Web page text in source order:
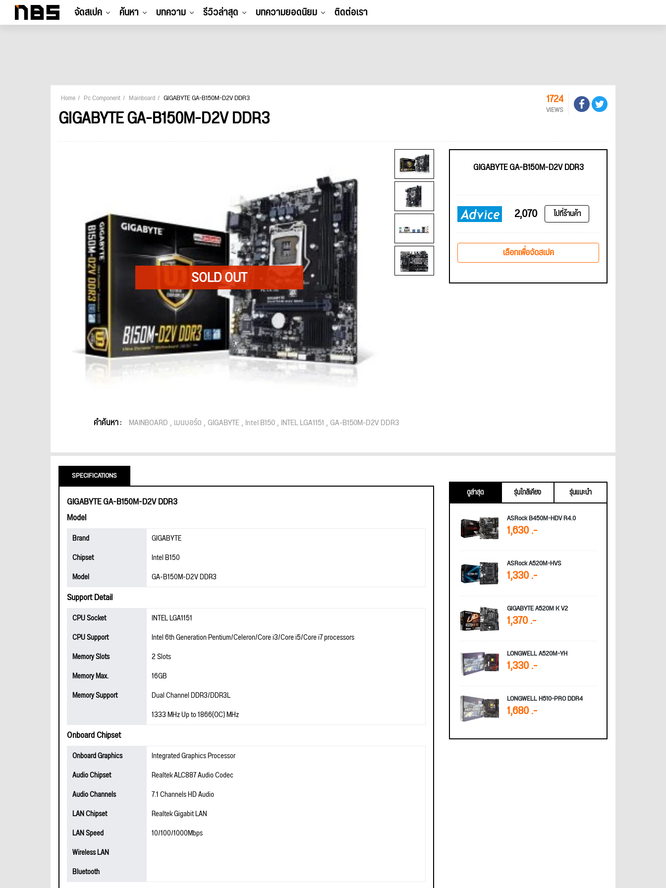
จัดสเปค ค้นหา บทความ รีวิวล่าสุด บทความยอดนิยม ติดต่อเรา
Home Pc Component Mainboard GIGABYTE GA-B150M-D2V DDR3
GIGABYTE GA-B150M-D2V DDR3
1724
VIEWS
คำค้นหา : MAINBOARD เมนบอร์ด GIGABYTE Intel B150 INTEL LGA1151 GA-B150M-D2V DDR3
GIGABYTE GA-B150M-D2V DDR3
2,070 ไปที่ร้านค้า
เลือกเพื่อจัดสเปค
SPECIFICATIONS
GIGABYTE GA-B150M-D2V DDR3
Model
Brand
GIGABYTE
Chipset
Intel B150
Model
GA-B150M-D2V DDR3
Support Detail
CPU Socket
INTEL LGA1151
CPU Support
Intel 6th Generation Pentium/Celeron/Core i3/Core i5/Core i7 processors
Memory Slots
2 Slots
Memory Max.
16GB
Memory Support
Dual Channel DDR3/DDR3L
1333 MHz Up to 1866(OC) MHz
Onboard Chipset
Onboard Graphics
Integrated Graphics Processor
Audio Chipset
Realtek ALC887 Audio Codec
Audio Channels
7.1 Channels HD Audio
LAN Chipset
Realtek Gigabit LAN
LAN Speed
10/100/1000Mbps
Wireless LAN
Bluetooth
ดูล่าสุด รุ่นใกล้เคียง
รุ่นแนะนำ
ASRock B450M-HDV R4.0
1,630 .-
ASRock A520M-HVS
1,330 .-
GIGABYTE A520M K V2
1,370 .-
LONGWELL A520M-YH
1,330 .-
LONGWELL H510-PRO DDR4
1,680 .-